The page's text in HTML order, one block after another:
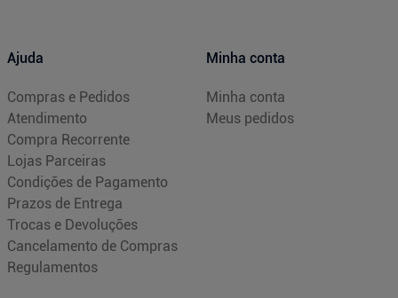
Ajuda
Compras e Pedidos
Atendimento
Compra Recorrente
Lojas Parceiras
Condições de Pagamento
Prazos de Entrega
Trocas e Devoluções
Cancelamento de Compras
Regulamentos
Minha conta
Minha conta
Meus pedidos